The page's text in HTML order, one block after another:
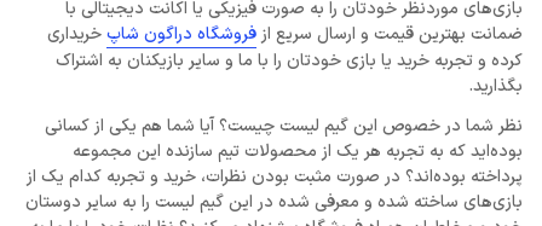
بازی‌های موردنظر خودتان را به صورت فیزیکی یا اکانت دیجیتالی با
ضمانت بهترین قیمت و ارسال سریع از فروشگاه دراگون شاپخریداری
کرده و تجربه خرید یا بازی خودتان را با ما و سایر بازیکنان به اشتراک
بگذارید.
نظر شما در خصوص این گیم لیست چیست؟ آیا شما هم یکی از کسانی
بوده‌اید که به تجربه هر یک از محصولات تیم سازنده این مجموعه
پرداخته بوده‌اند؟ در صورت مثبت بودن نظرات، خرید و تجربه کدام یک از
بازی‌های ساخته شده و معرفی شده در این گیم لیست را به سایر دوستان